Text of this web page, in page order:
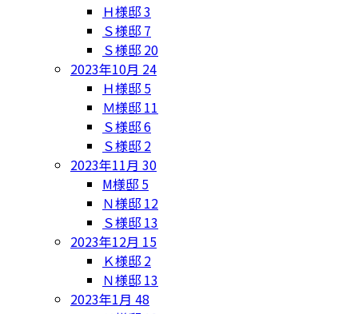
Ｈ様邸3
Ｓ様邸 7
Ｓ様邸 20
2023年10月 24
Ｈ様邸 5
Ｍ様邸 11
Ｓ様邸6
Ｓ様邸 2
2023年11月 30
M様邸 5
Ｎ様邸 12
Ｓ様邸 13
2023年12月 15
Ｋ様邸 2
Ｎ様邸 13
2023年1月 48